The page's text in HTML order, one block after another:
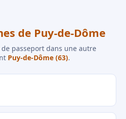
de Puy-de-Dôme
passeport dans une autre
Puy-de-Dôme (63).